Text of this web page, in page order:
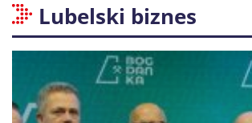
Lubelski biznes